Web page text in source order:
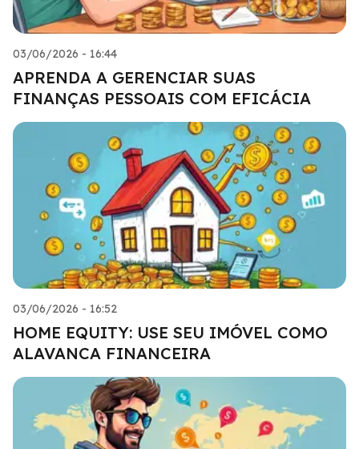
03/06/2026 - 16:44
APRENDA A GERENCIAR SUAS
FINANÇAS PESSOAIS COM EFICÁCIA
03/06/2026 - 16:52
HOME EQUITY: USE SEU IMÓVEL COMO
ALAVANCA FINANCEIRA